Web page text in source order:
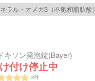
ラル・オメガ3（不飽和脂肪酸）
キソン発泡錠(Bayer)
付け停止中
2件